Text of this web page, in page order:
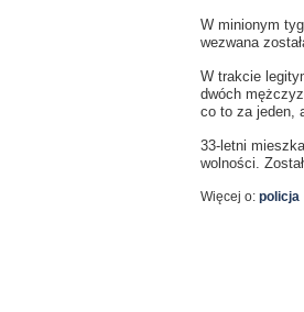
W minionym
wezwana
​W trakcie
dwóch
co to za jeden,
​33-letni
wolności.
Więcej o: policja